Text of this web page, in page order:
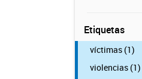
Etiquetas
víctimas (1)
violencias (1)